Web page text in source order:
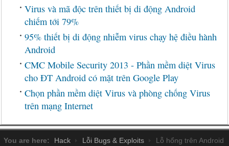
Virus và mã độc trên thiết bị di động Android
chiếm tới 79%
95% thiết bị di động nhiễm virus chạy hệ điều hành
Android
CMC Mobile Security 2013 - Phần mềm diệt Virus
cho ĐT Android có mặt trên Google Play
Chọn phần mềm diệt Virus và phòng chống Virus
trên mạng Internet
You are here: Hack Lỗi Bugs & Exploits Lỗ hổng trên Android